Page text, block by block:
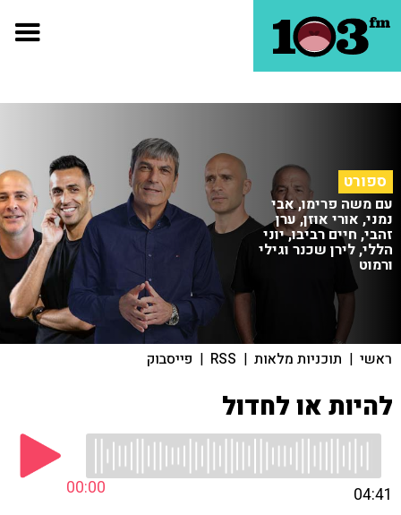
ספורט
עם משה פרימו, אבי
נמני, אורי אוזן, ערן
זהבי, חיים רביבו, יוני
הללי, לירן שכנר וגילי
ורמוט
ראשי | תוכניות מלאות |
RSS
| פייסבוק
להיות או לחדול
00:00 04:41